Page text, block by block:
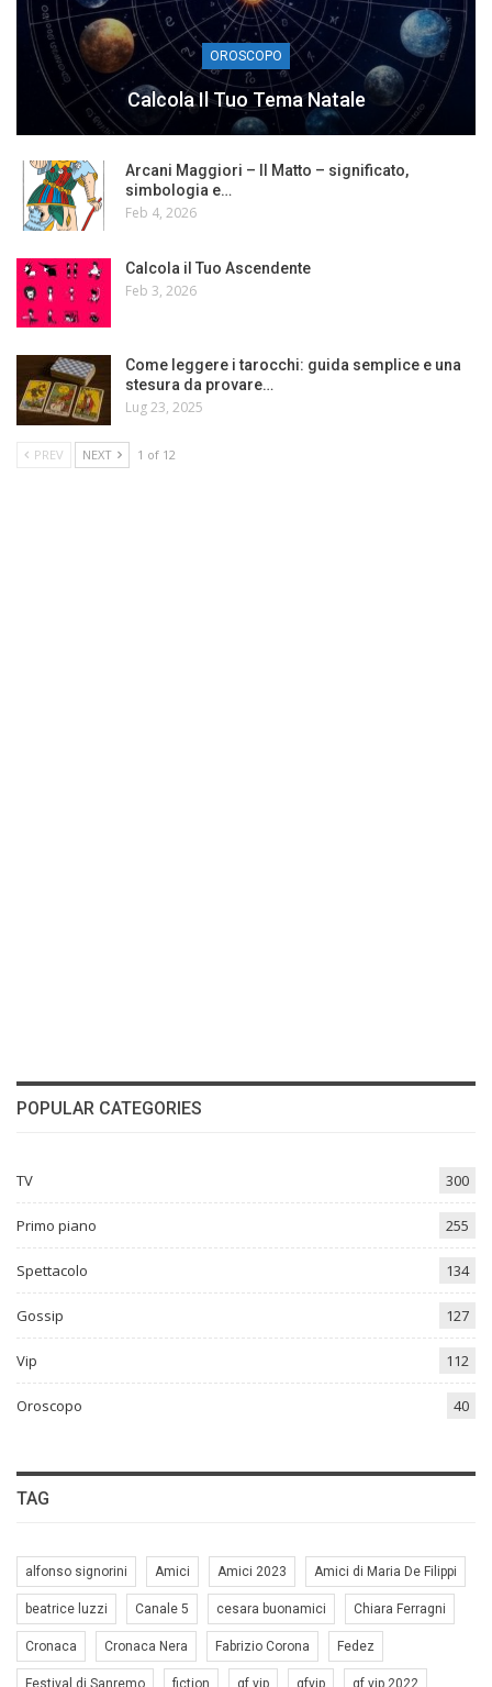
OROSCOPO
Calcola Il Tuo Tema Natale
Arcani Maggiori – Il Matto – significato,
simbologia e…
Feb 4, 2026
Calcola il Tuo Ascendente
Feb 3, 2026
Come leggere i tarocchi: guida semplice e una
stesura da provare…
Lug 23, 2025
PREV NEXT 1 of 12
POPULAR CATEGORIES
TV 300
Primo piano 255
Spettacolo 134
Gossip 127
Vip 112
Oroscopo 40
TAG
alfonso signorini Amici Amici 2023 Amici di Maria De Filippi
beatrice luzzi Canale 5 cesara buonamici Chiara Ferragni
Cronaca Cronaca Nera Fabrizio Corona Fedez